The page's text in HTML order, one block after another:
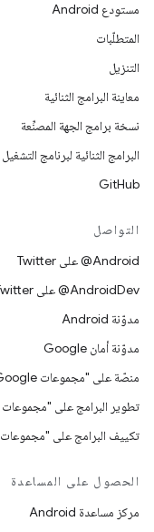
مستودع Android
المتطلّبات
التنزيل
معاينة البرامج الثنائية
نسخة برامج الجهة المصنِّعة
البرامج الثنائية لبرنامج التشغيل
GitHub
التواصل
‎@Android على Twitter
‎@AndroidDev على Twitter
مدوّنة Android
مدوّنة أمان Google
منصّة على "مجموعات Google"
تطوير البرامج على "مجموعات Google"
تكييف البرامج على "مجموعات Google"
الحصول على المساعدة
مركز مساعدة Android